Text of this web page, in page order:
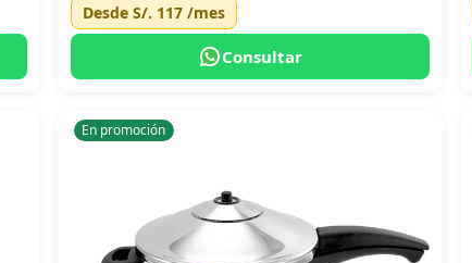
Desde S/. 117/mes
Consultar
En promoción